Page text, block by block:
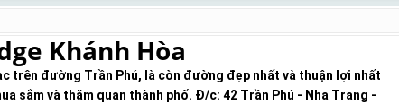
Khánh Hòa
trên đường Trần Phú, là còn đường đẹp nhất và thuận lợi nhất
sắm và thăm quan thành phố. Đ/c: 42 Trần Phú - Nha Trang -